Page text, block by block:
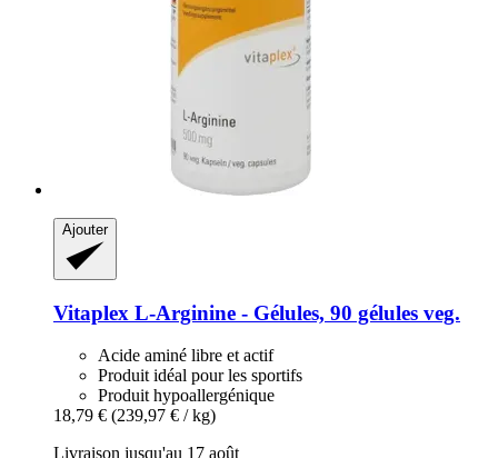
Ajouter
Vitaplex L-​Arginine -​ Gélules, 90 gélules veg.
Acide aminé libre et actif
Produit idéal pour les sportifs
Produit hypoallergénique
18,79 € (239,97 € / kg)
Livraison jusqu'au 17 août